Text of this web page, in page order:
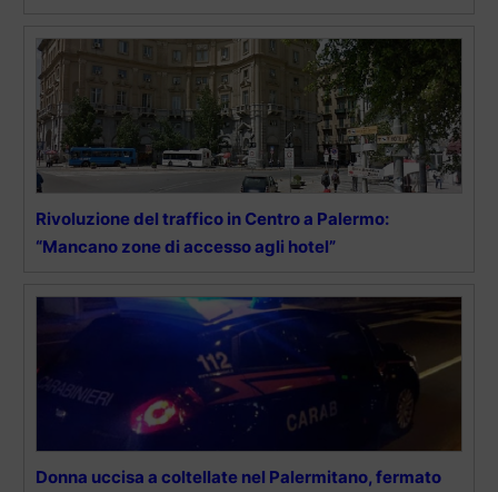
Rivoluzione del traffico in Centro a Palermo:
“Mancano zone di accesso agli hotel”
Donna uccisa a coltellate nel Palermitano, fermato